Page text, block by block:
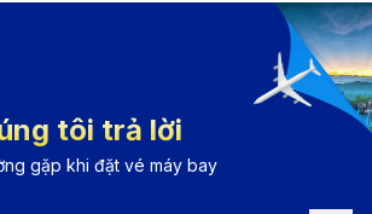
trong những thành phố đẹp nhất châu
của bang Sachsen, Đức, là một
phố đẹp nhất châu Âu, nổi bật với
lịch sử, văn hóa, và kiến trúc.
tôi trả lời
gặp khi đặt vé máy bay